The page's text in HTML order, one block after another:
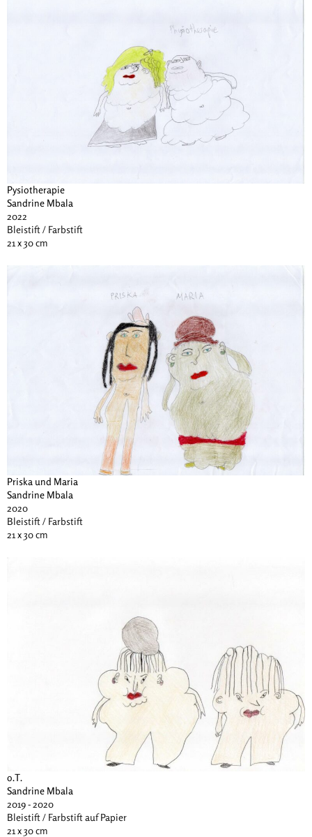
Pysiotherapie
Sandrine Mbala
2022
Bleistift / Farbstift
21 x 30 cm
Priska und Maria
Sandrine Mbala
2020
Bleistift / Farbstift
21 x 30 cm
o.T.
Sandrine Mbala
2019 - 2020
Bleistift / Farbstift auf Papier
21 x 30 cm